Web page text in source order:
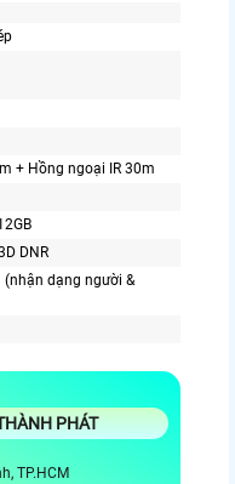
+ Hồng ngoại IR 30m
DNR
(nhận dạng người &
PHÁT
TP.HCM